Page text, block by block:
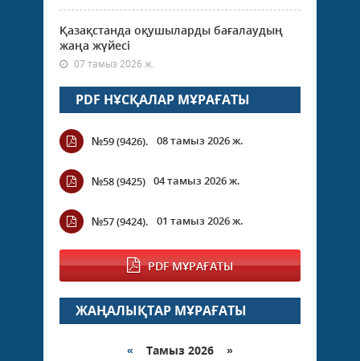
Қазақстанда оқушыларды бағалаудың
жаңа жүйесі
07 тамыз 2026 ж.
PDF НҰСҚАЛАР МҰРАҒАТЫ
№59 (9426). 08 тамыз 2026 ж.
№58 (9425) 04 тамыз 2026 ж.
№57 (9424). 01 тамыз 2026 ж.
PDF МҰРАҒАТЫ
ЖАҢАЛЫҚТАР МҰРАҒАТЫ
« Тамыз 2026 »